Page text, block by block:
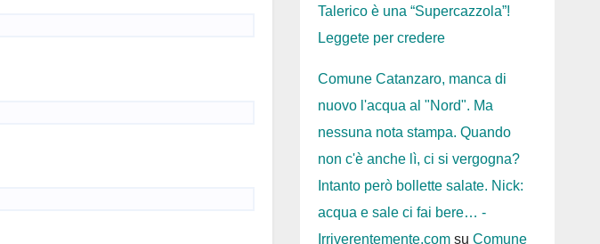
Talerico è una “Supercazzola”!
Leggete per credere
Comune Catanzaro, manca di
nuovo l'acqua al "Nord". Ma
nessuna nota stampa. Quando
non c'è anche lì, ci si vergogna?
Intanto però bollette salate. Nick:
acqua e sale ci fai bere… -
Irriverentemente.comsu Comune